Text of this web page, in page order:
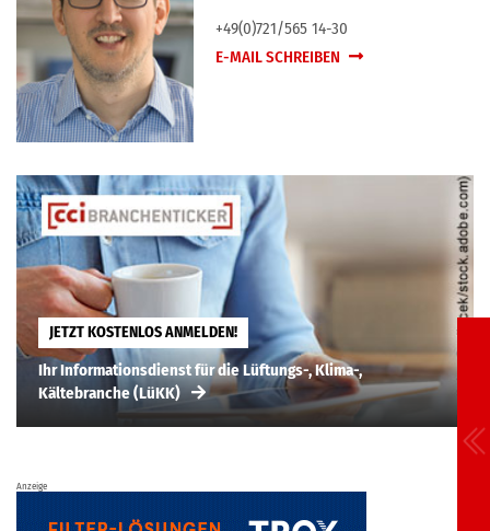
+49(0)721/565 14-30
E-MAIL SCHREIBEN
JETZT KOSTENLOS ANMELDEN!
Ihr Informationsdienst für die Lüftungs-, Klima-,
Kältebranche (LüKK)
Anzeige